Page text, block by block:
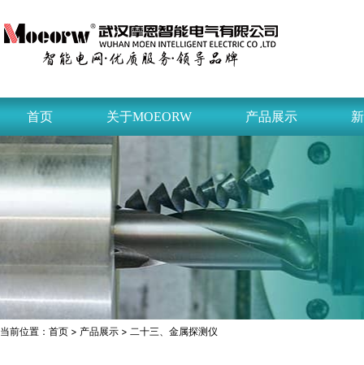
首页 关于MOEORW 产品展示
当前位置： 首页 > 产品展示 > 二十三、金属探测仪